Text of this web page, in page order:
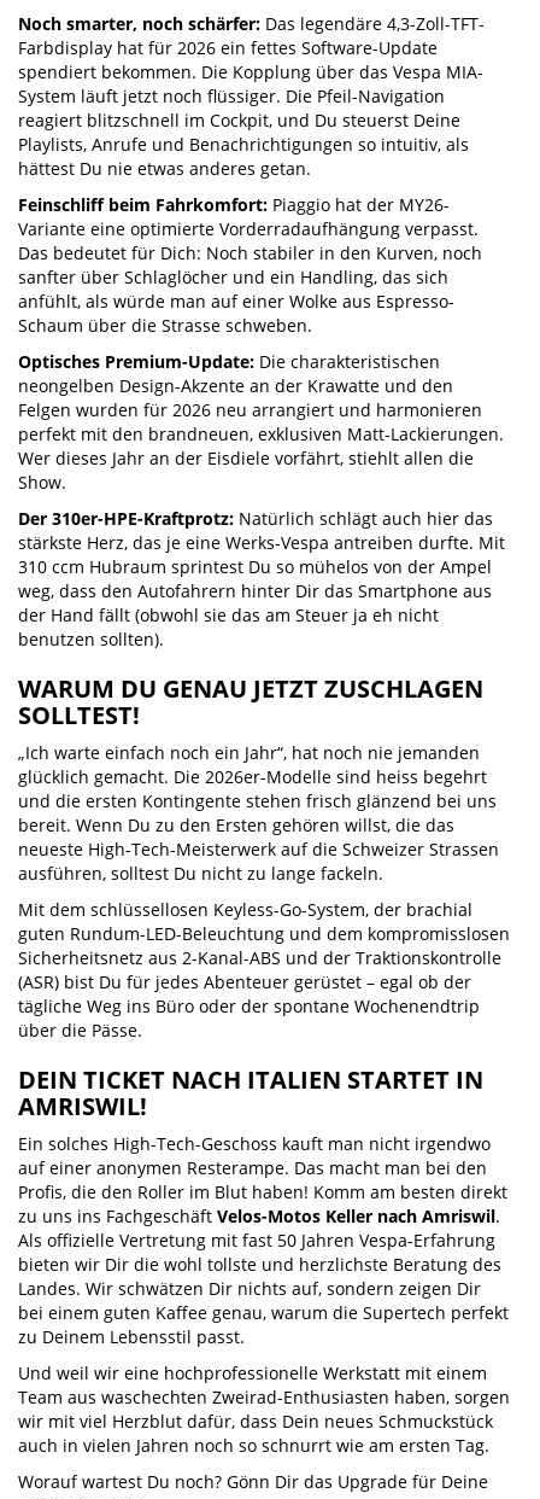
Noch smarter, noch schärfer: Das legendäre 4,3-Zoll-TFT-
Farbdisplay hat für 2026 ein fettes Software-Update
spendiert bekommen. Die Kopplung über das Vespa MIA-
System läuft jetzt noch flüssiger. Die Pfeil-Navigation
reagiert blitzschnell im Cockpit, und Du steuerst Deine
Playlists, Anrufe und Benachrichtigungen so intuitiv, als
hättest Du nie etwas anderes getan.
Feinschliff beim Fahrkomfort: Piaggio hat der MY26-
Variante eine optimierte Vorderradaufhängung verpasst.
Das bedeutet für Dich: Noch stabiler in den Kurven, noch
sanfter über Schlaglöcher und ein Handling, das sich
anfühlt, als würde man auf einer Wolke aus Espresso-
Schaum über die Strasse schweben.
Optisches Premium-Update: Die charakteristischen
neongelben Design-Akzente an der Krawatte und den
Felgen wurden für 2026 neu arrangiert und harmonieren
perfekt mit den brandneuen, exklusiven Matt-Lackierungen.
Wer dieses Jahr an der Eisdiele vorfährt, stiehlt allen die
Show.
Der 310er-HPE-Kraftprotz: Natürlich schlägt auch hier das
stärkste Herz, das je eine Werks-Vespa antreiben durfte. Mit
310 ccm Hubraum sprintest Du so mühelos von der Ampel
weg, dass den Autofahrern hinter Dir das Smartphone aus
der Hand fällt (obwohl sie das am Steuer ja eh nicht
benutzen sollten).
WARUM DU GENAU JETZT ZUSCHLAGEN
SOLLTEST!
„Ich warte einfach noch ein Jahr“, hat noch nie jemanden
glücklich gemacht. Die 2026er-Modelle sind heiss begehrt
und die ersten Kontingente stehen frisch glänzend bei uns
bereit. Wenn Du zu den Ersten gehören willst, die das
neueste High-Tech-Meisterwerk auf die Schweizer Strassen
ausführen, solltest Du nicht zu lange fackeln.
Mit dem schlüssellosen Keyless-Go-System, der brachial
guten Rundum-LED-Beleuchtung und dem kompromisslosen
Sicherheitsnetz aus 2-Kanal-ABS und der Traktionskontrolle
(ASR) bist Du für jedes Abenteuer gerüstet – egal ob der
tägliche Weg ins Büro oder der spontane Wochenendtrip
über die Pässe.
DEIN TICKET NACH ITALIEN STARTET IN
AMRISWIL!
Ein solches High-Tech-Geschoss kauft man nicht irgendwo
auf einer anonymen Resterampe. Das macht man bei den
Profis, die den Roller im Blut haben! Komm am besten direkt
zu uns ins Fachgeschäft Velos-Motos Keller nach Amriswil.
Als offizielle Vertretung mit fast 50 Jahren Vespa-Erfahrung
bieten wir Dir die wohl tollste und herzlichste Beratung des
Landes. Wir schwätzen Dir nichts auf, sondern zeigen Dir
bei einem guten Kaffee genau, warum die Supertech perfekt
zu Deinem Lebensstil passt.
Und weil wir eine hochprofessionelle Werkstatt mit einem
Team aus waschechten Zweirad-Enthusiasten haben, sorgen
wir mit viel Herzblut dafür, dass Dein neues Schmuckstück
auch in vielen Jahren noch so schnurrt wie am ersten Tag.
Worauf wartest Du noch? Gönn Dir das Upgrade für Deine